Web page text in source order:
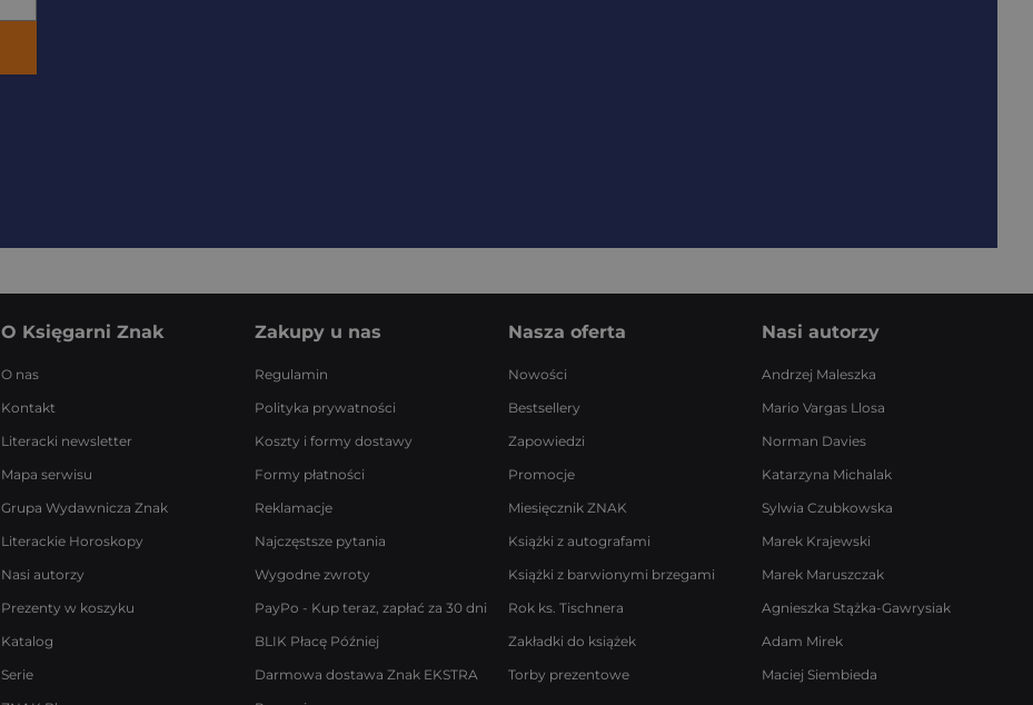
O Księgarni Znak
O nas
Kontakt
Literacki newsletter
Mapa serwisu
Grupa Wydawnicza Znak
Literackie Horoskopy
Nasi autorzy
Prezenty w koszyku
Katalog
Serie
Zakupy u nas
Regulamin
Polityka prywatności
Koszty i formy dostawy
Formy płatności
Reklamacje
Najczęstsze pytania
Wygodne zwroty
PayPo - Kup teraz, zapłać za 30 dni
BLIK Płacę Później
Darmowa dostawa Znak EKSTRA
Nasza oferta
Nowości
Bestsellery
Zapowiedzi
Promocje
Miesięcznik ZNAK
Książki z autografami
Książki z barwionymi brzegami
Rok ks. Tischnera
Zakładki do książek
Torby prezentowe
Nasi autorzy
Andrzej Maleszka
Mario Vargas Llosa
Norman Davies
Katarzyna Michalak
Sylwia Czubkowska
Marek Krajewski
Marek Maruszczak
Agnieszka Stążka-Gawrysiak
Adam Mirek
Maciej Siembieda